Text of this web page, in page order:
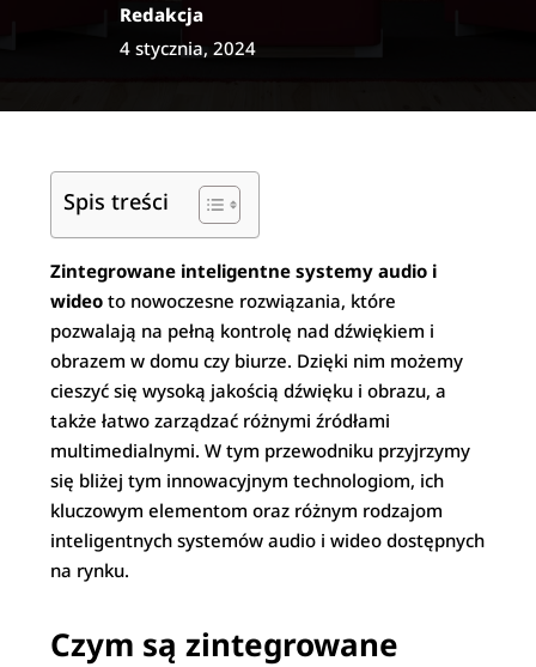
Redakcja
4 stycznia, 2024
Spis treści
Zintegrowane inteligentne systemy audio i
wideo to nowoczesne rozwiązania, które
pozwalają na pełną kontrolę nad dźwiękiem i
obrazem w domu czy biurze. Dzięki nim możemy
cieszyć się wysoką jakością dźwięku i obrazu, a
także łatwo zarządzać różnymi źródłami
multimedialnymi. W tym przewodniku przyjrzymy
się bliżej tym innowacyjnym technologiom, ich
kluczowym elementom oraz różnym rodzajom
inteligentnych systemów audio i wideo dostępnych
na rynku.
Czym są zintegrowane